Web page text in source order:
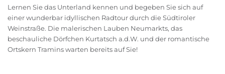
Lernen Sie das Unterland kennen und begeben Sie sich auf
einer wunderbar idyllischen Radtour durch die Südtiroler
Weinstraße. Die malerischen Lauben Neumarkts, das
beschauliche Dörfchen Kurtatsch a.d.W. und der romantische
Ortskern Tramins warten bereits auf Sie!